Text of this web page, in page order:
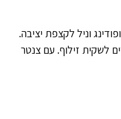
וניל לקצפת יציבה.
לשקית זילוף. עם צנטר